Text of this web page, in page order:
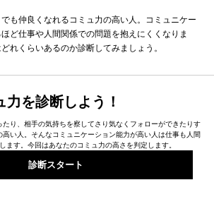
も仲良くなれるコミュ力の高い人。コミュニケー
ど仕事や人間関係での問題を抱えにくくなりま
れくらいあるのか診断してみましょう。
を診断しよう！
たり、相手の気持ちを察してさり気なくフォローができたりす
い人。そんなコミュニケーション能力が高い人は仕事も人間
ます。今回はあなたのコミュ力の高さを判定します。
診断スタート